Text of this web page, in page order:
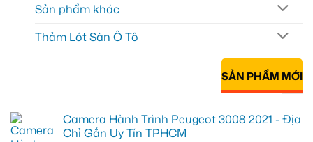
Sản phẩm khác
Thảm Lót Sàn Ô Tô
SẢN PHẨM MỚI
Camera Hành Trình Peugeot 3008 2021 - Địa
Chỉ Gắn Uy Tín TPHCM